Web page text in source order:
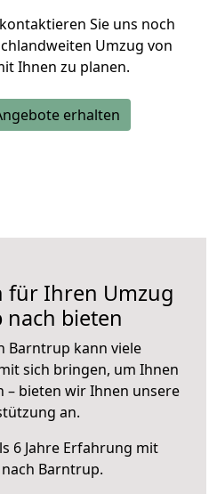
Sie uns noch
Umzug von
Ihnen zu planen.
erhalten
für Ihren Umzug
bieten
Barntrup kann viele
sich bringen, um Ihnen
– bieten wir Ihnen unsere
an.
6 Jahre Erfahrung mit
Barntrup.